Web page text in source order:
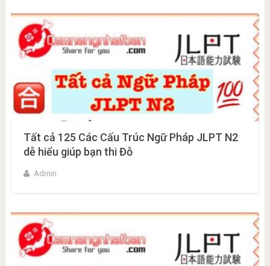
Tất cả 125 Các Cấu Trúc Ngữ Pháp JLPT N2
dễ hiểu giúp bạn thi Đỗ
Admin